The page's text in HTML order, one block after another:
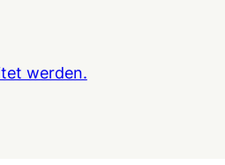
werden.